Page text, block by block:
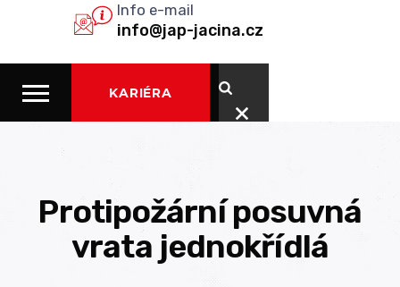
Info e-mail
info@jap-jacina.cz
KARIÉRA
Protipožární posuvná
vrata jednokřídlá